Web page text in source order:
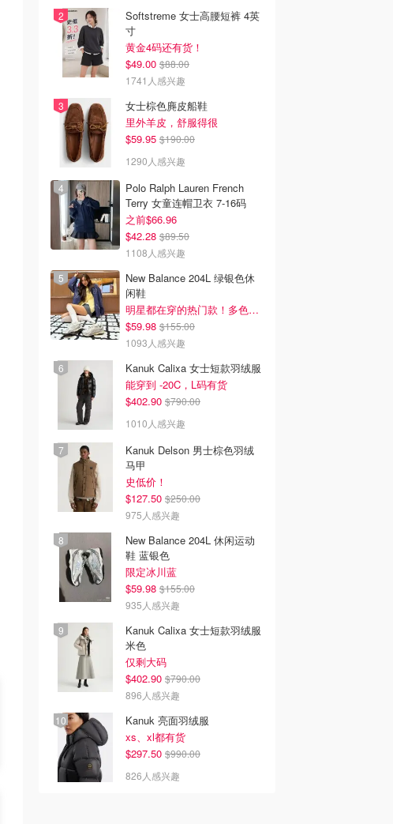
Softstreme 女士高腰短裤 4英
寸
黄金4码还有货！
$49.00 $88.00
1741人感兴趣
女士棕色麂皮船鞋
里外羊皮，舒服得很
$59.95 $190.00
1290人感兴趣
Polo Ralph Lauren French
Terry 女童连帽卫衣 7-16码
之前$66.96
$42.28 $89.50
1108人感兴趣
New Balance 204L 绿银色休
闲鞋
明星都在穿的热门款！多色可选 3.8折
$59.98 $155.00
1093人感兴趣
Kanuk Calixa 女士短款羽绒服
能穿到 -20C，L码有货
$402.90 $790.00
1010人感兴趣
Kanuk Delson 男士棕色羽绒
马甲
史低价！
$127.50 $250.00
975人感兴趣
New Balance 204L 休闲运动
鞋 蓝银色
限定冰川蓝
$59.98 $155.00
935人感兴趣
Kanuk Calixa 女士短款羽绒服
米色
仅剩大码
$402.90 $790.00
896人感兴趣
Kanuk 亮面羽绒服
xs、xl都有货
$297.50 $990.00
826人感兴趣